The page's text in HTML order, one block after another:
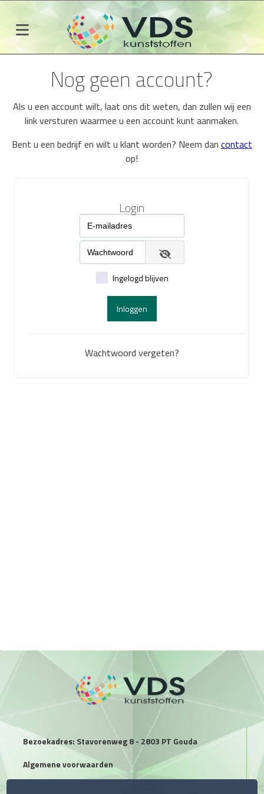
Nog geen account?
Als u een account wilt, laat ons dit weten, dan zullen wij een
link versturen waarmee u een account kunt aanmaken.
Bent u een bedrijf en wilt u klant worden? Neem dan contact
op!
Login
Ingelogd blijven
Inloggen
Wachtwoord vergeten?
Bezoekadres: Stavorenweg 8 - 2803 PT Gouda
Algemene voorwaarden